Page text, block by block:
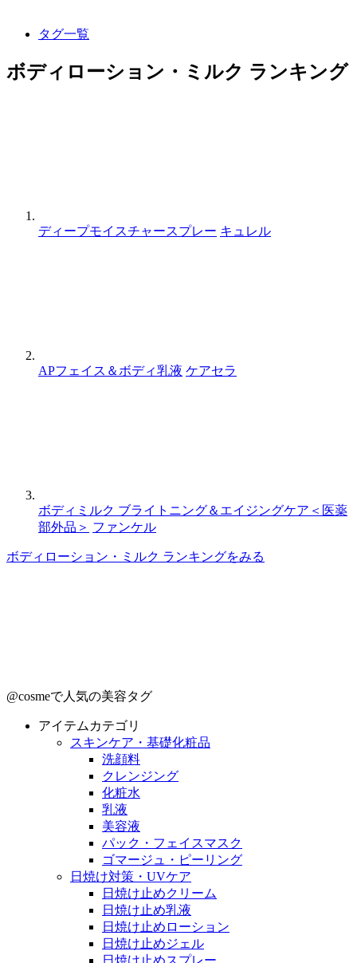
タグ一覧
ボディローション・ミルク ランキング
ディープモイスチャースプレー キュレル
APフェイス＆ボディ乳液 ケアセラ
ボディミルク ブライトニング＆エイジングケア＜医薬
部外品＞ ファンケル
ボディローション・ミルク ランキングをみる
@cosmeで人気の美容タグ
アイテムカテゴリ
スキンケア・基礎化粧品
洗顔料
クレンジング
化粧水
乳液
美容液
パック・フェイスマスク
ゴマージュ・ピーリング
日焼け対策・UVケア
日焼け止めクリーム
日焼け止め乳液
日焼け止めローション
日焼け止めジェル